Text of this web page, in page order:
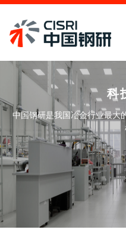
科
中国钢研是我国冶金行业最大